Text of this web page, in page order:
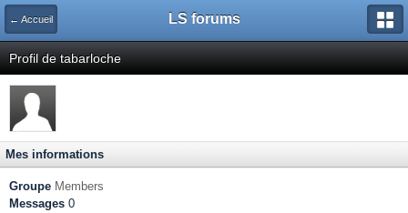
← Accueil LS forums
Profil de tabarloche
Mes informations
Groupe Members
Messages 0